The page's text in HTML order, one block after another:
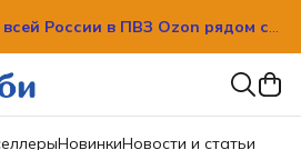
России в ПВЗ Ozon рядом с
России в ПВЗ Ozon рядом с
НовинкиНовости и статьи